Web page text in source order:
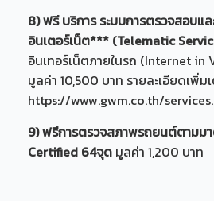
8) ฟรี บริการ ระบบการตรวจสอบแ
อินเตอร์เน็ต*** (Telematic
อินเทอร์เน็ตภายในรถ (Internet in
มูลค่า 10,500 บาท รายละเอียดเพิ่ม
https://www.gwm.co.th/
9) ฟรีการตรวจสภาพรถยนต์ตามมา
Certified 64จุด มูลค่า 1,200 บาท